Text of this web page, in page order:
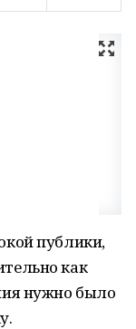
публики,
как
нужно было